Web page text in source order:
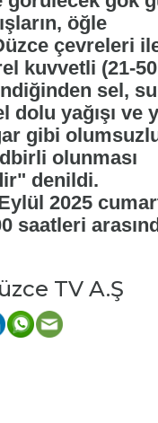
öğle
çevreleri
kuvvetli (21-
sel, su
dolu yağışı ve
gibi
olunması
denildi.
2025
saatleri
TV A.Ş